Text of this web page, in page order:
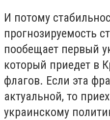
И потому
прогнозируемость
пообещает первый
который приедет в
флагов. Если эта
актуальной, то
украинскому